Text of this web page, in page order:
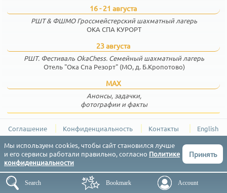
16 - 21 августа
РШТ & ФШМО Гроссмейстерский шахматный лагерь
ОКА СПА КУРОРТ
23 августа
РШТ. Фестиваль OkaChess. Семейный шахматный лагерь
Отель "Ока Спа Резорт" (МО, д. Б.Кропотово)
MAX
Анонсы, задачки,
фотографии и факты
Соглашение Конфиденциальность Контакты English
РШТ (Результаты Шахматных Турниров) © 2015-2026
Search Bookmark Account
Мы используем cookies, чтобы сайт становился лучше
и его сервисы работали правильно, согласно Политике
конфиденциальности
Принять